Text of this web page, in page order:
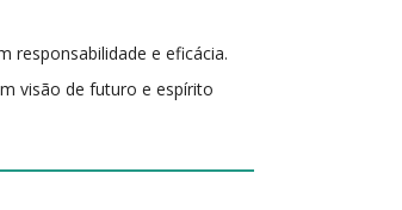
responsabilidade e eficácia.
visão de futuro e espírito